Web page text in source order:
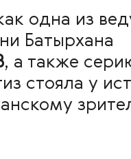
одна из
Батырхана
, а также
стояла у